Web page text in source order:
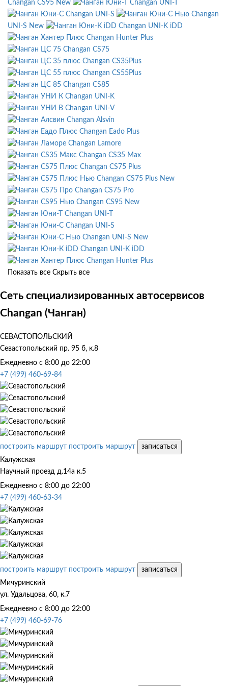
Changan CS95 New
Changan UNI-T
Changan UNI-S
Changan
UNI-S New
Changan UNI-K iDD
Changan Hunter Plus
Changan CS75
Changan CS35Plus
Changan CS55Plus
Changan CS85
Changan UNI-K
Changan UNI-V
Changan Alsvin
Changan Eado Plus
Changan Lamore
Changan CS35 Max
Changan CS75 Plus
Changan CS75 Plus New
Changan CS75 Pro
Changan CS95 New
Changan UNI-T
Changan UNI-S
Changan UNI-S New
Changan UNI-K iDD
Changan Hunter Plus
Показать все Скрыть все
Сеть специализированных автосервисов
Changan (Чанган)
СЕВАСТОПОЛЬСКИЙ
Севастопольский пр. 95 б, к.8
Ежедневно с 8:00 до 22:00
+7 (499) 460-69-84
построить маршрут построить маршрут
записаться
Калужская
Научный проезд д.14а к.5
Ежедневно с 8:00 до 22:00
+7 (499) 460-63-34
построить маршрут построить маршрут
записаться
Мичуринский
ул. Удальцова, 60, к.7
Ежедневно с 8:00 до 22:00
+7 (499) 460-69-76